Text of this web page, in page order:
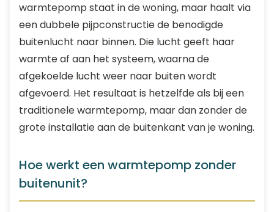
warmtepomp staat in de woning, maar haalt via
een dubbele pijpconstructie de benodigde
buitenlucht naar binnen. Die lucht geeft haar
warmte af aan het systeem, waarna de
afgekoelde lucht weer naar buiten wordt
afgevoerd. Het resultaat is hetzelfde als bij een
traditionele warmtepomp, maar dan zonder de
grote installatie aan de buitenkant van je woning.
Hoe werkt een warmtepomp zonder
buitenunit?